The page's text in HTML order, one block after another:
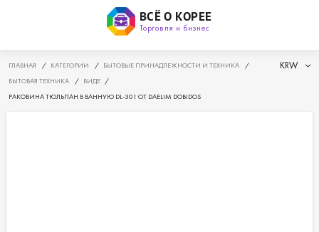
ВСЁ О КОРЕЕ
Торговля и бизнес
ГЛАВНАЯ / КАТЕГОРИИ / БЫТОВЫЕ ПРИНАДЛЕЖНОСТИ И ТЕХНИКА
/
БЫТОВАЯ ТЕХНИКА
/ БИДЕ /
РАКОВИНА ТЮЛЬПАН В ВАННУЮ DL-301 ОТ DAELIM DOBIDOS
KRW